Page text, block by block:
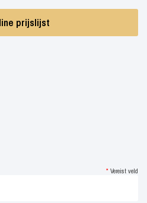
prijslijst
* Vereist veld